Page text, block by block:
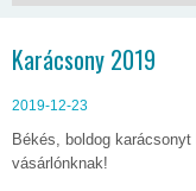
Karácsony 2019
2019-12-23
Békés, boldog
vásárlónknak!